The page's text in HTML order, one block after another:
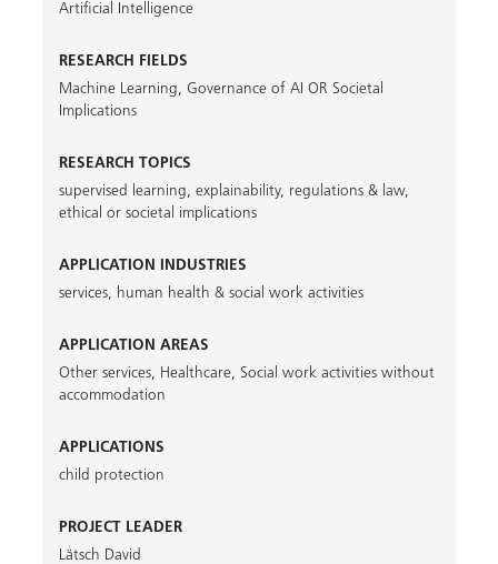
Artificial Intelligence
RESEARCH FIELDS
Machine Learning, Governance of AI OR Societal
Implications
RESEARCH TOPICS
supervised learning, explainability, regulations & law,
ethical or societal implications
APPLICATION INDUSTRIES
services, human health & social work activities
APPLICATION AREAS
Other services, Healthcare, Social work activities without
accommodation
APPLICATIONS
child protection
PROJECT LEADER
Lätsch David